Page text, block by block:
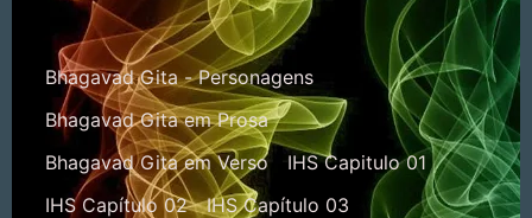
Bhagavad Gita - Personagens
Bhagavad Gita em Prosa
Bhagavad Gita em Verso
IHS Capitulo 01
IHS Capítulo 02
IHS Capítulo 03